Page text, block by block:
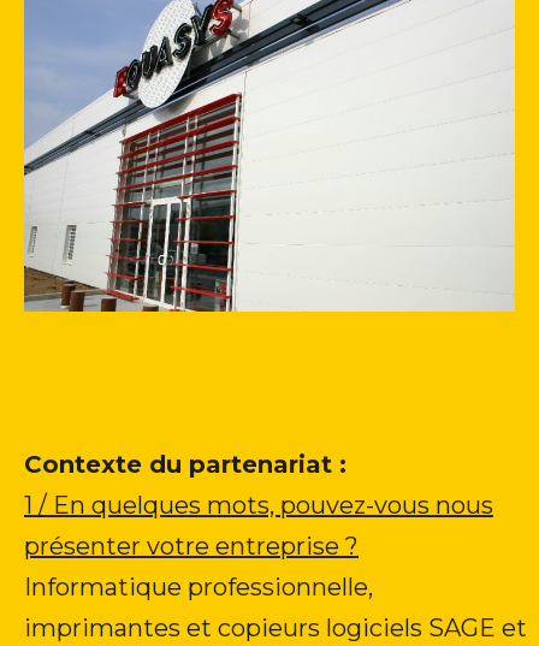
Contexte du partenariat :
1 / En quelques mots, pouvez-vous nous
présenter votre entreprise ?
Informatique professionnelle,
imprimantes et copieurs logiciels SAGE et